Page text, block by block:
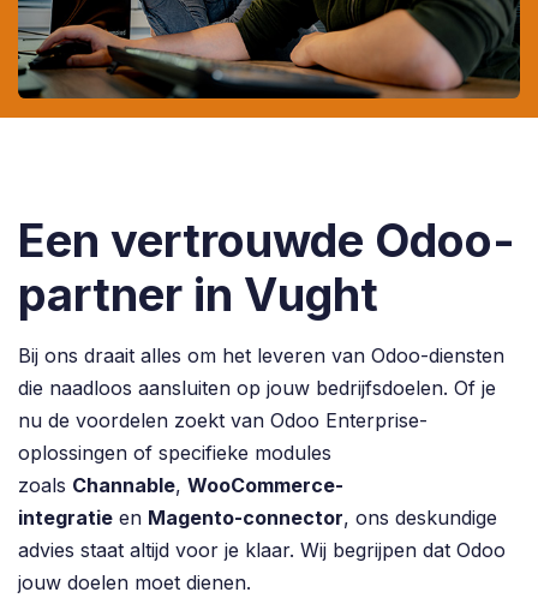
Een vertrouwde Odoo-
partner in Vught
Bij ons draait alles om het leveren van Odoo-diensten
die naadloos aansluiten op jouw bedrijfsdoelen. Of je
nu de voordelen zoekt van Odoo Enterprise-
oplossingen of specifieke modules
zoals Channable, WooCommerce-
integratie en Magento-connector, ons deskundige
advies staat altijd voor je klaar. Wij begrijpen dat Odoo
jouw doelen moet dienen.